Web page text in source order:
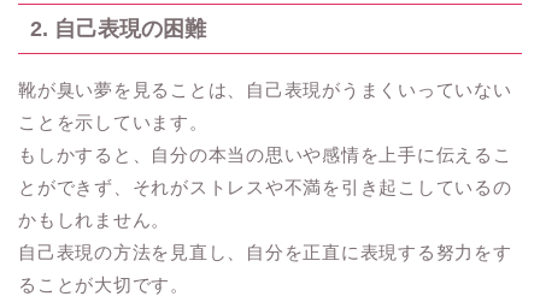
2. 自己表現の困難
靴が臭い夢を見ることは、自己表現がうまくいっていない
ことを示しています。
もしかすると、自分の本当の思いや感情を上手に伝えるこ
とができず、それがストレスや不満を引き起こしているの
かもしれません。
自己表現の方法を見直し、自分を正直に表現する努力をす
ることが大切です。